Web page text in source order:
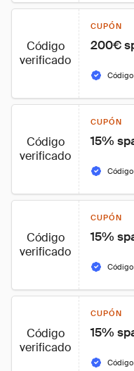
Código
verificado
CUPÓN
200€
Código
verificado
CUPÓN
15%
Código
verificado
CUPÓN
15%
Código
verificado
CUPÓN
15%